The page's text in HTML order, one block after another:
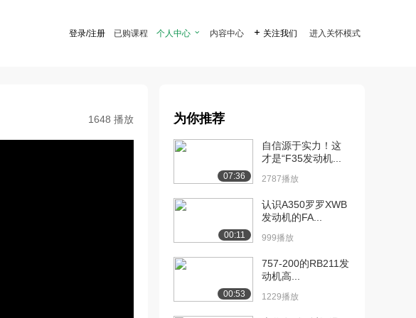
登录/注册 已购课程 个人中心  内容中心  关注我们 进入关怀模式
1648 播放 为你推荐
07:36
自信源于实力！这
才是“F35发动机...
2787播放
00:11
认识A350罗罗XWB
发动机的FA...
999播放
00:53
757-200的RB211发
动机高...
1229播放